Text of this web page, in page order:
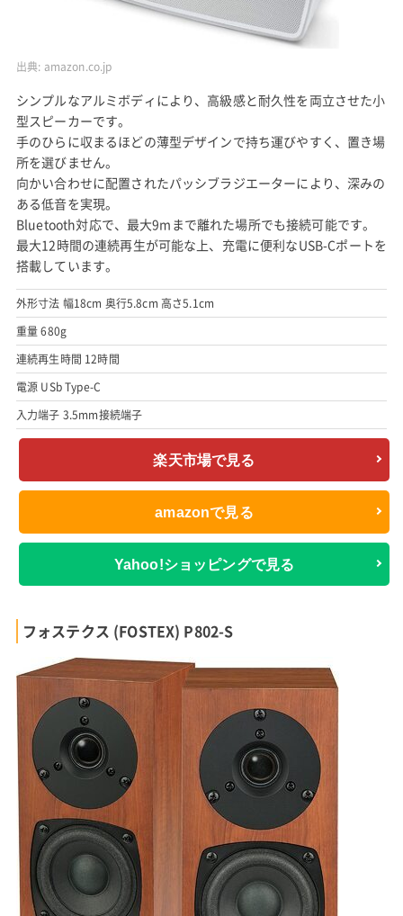
出典: amazon.co.jp
シンプルなアルミボディにより、高級感と耐久性を両立させた小
型スピーカーです。
手のひらに収まるほどの薄型デザインで持ち運びやすく、置き場
所を選びません。
向かい合わせに配置されたパッシブラジエーターにより、深みの
ある低音を実現。
Bluetooth対応で、最大9mまで離れた場所でも接続可能です。
最大12時間の連続再生が可能な上、充電に便利なUSB-Cポートを
搭載しています。
外形寸法 幅18cm 奥行5.8cm 高さ5.1cm
重量 680g
連続再生時間 12時間
電源 USb Type-C
入力端子 3.5mm接続端子
楽天市場で見る
amazonで見る
Yahoo!ショッピングで見る
フォステクス (FOSTEX) P802-S